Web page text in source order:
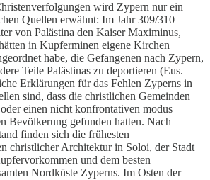
wird Zypern nur ein
Quellen erwähnt: Im Jahr 309/310
von Palästina den Kaiser Maximinus,
in Kupferminen eigene Kirchen
habe, die Gefangenen nach Zypern,
Teile Palästinas zu deportieren (Eus.
Erklärungen für das Fehlen Zyperns in
sind, dass die christlichen Gemeinden
einen nicht konfrontativen modus
Bevölkerung gefunden hatten. Nach
finden sich die frühesten
christlicher Architektur in Soloi, der Stadt
und dem besten
Nordküste Zyperns. Im Osten der